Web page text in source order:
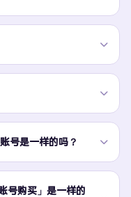
号是一样的吗？
号购买」是一样的